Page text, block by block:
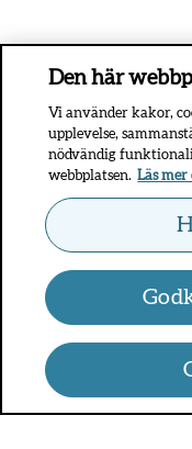
Den här
Vi använder kakor,
upplevelse,
nödvändig
webbplatsen. Läs